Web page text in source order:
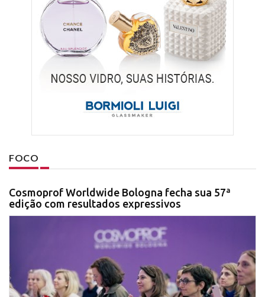
FOCO
Cosmoprof Worldwide Bologna fecha sua 57ª
edição com resultados expressivos